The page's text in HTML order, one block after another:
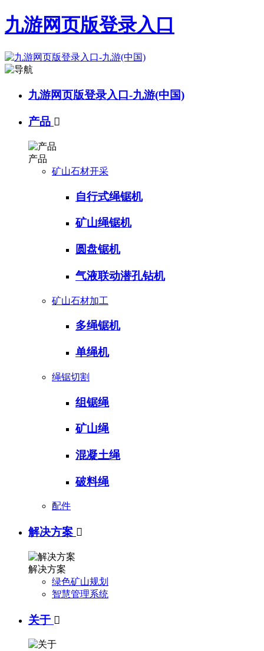
九游网页版登录入口
九游网页版登录入口-九游(中国)
产品 
产品
矿山石材开采
自行式绳锯机
矿山绳锯机
圆盘锯机
气液联动潜孔钻机
矿山石材加工
多绳锯机
单绳机
绳锯切割
组锯绳
矿山绳
混凝土绳
破料绳
配件
解决方案 
解决方案
绿色矿山规划
智慧管理系统
关于 